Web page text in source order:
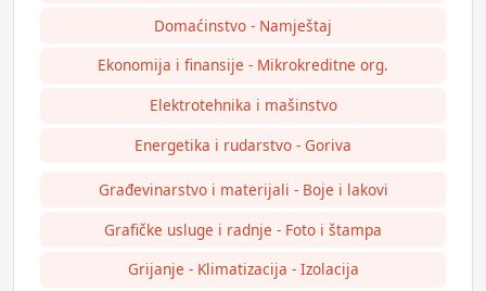
Domaćinstvo - Namještaj
Ekonomija i finansije - Mikrokreditne org.
Elektrotehnika i mašinstvo
Energetika i rudarstvo - Goriva
Građevinarstvo i materijali - Boje i lakovi
Grafičke usluge i radnje - Foto i štampa
Grijanje - Klimatizacija - Izolacija